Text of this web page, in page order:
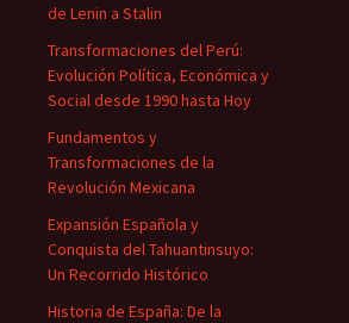
de Lenin a Stalin
Transformaciones del Perú:
Evolución Política, Económica y
Social desde 1990 hasta Hoy
Fundamentos y
Transformaciones de la
Revolución Mexicana
Expansión Española y
Conquista del Tahuantinsuyo:
Un Recorrido Histórico
Historia de España: De la